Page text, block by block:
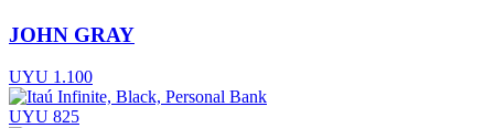
JOHN GRAY
UYU 1.100
UYU 825